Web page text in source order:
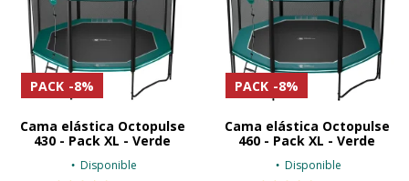
PACK -8%
Cama elástica Octopulse
430 - Pack XL - Verde
Disponible
PACK -8%
Cama elástica Octopulse
460 - Pack XL - Verde
Disponible